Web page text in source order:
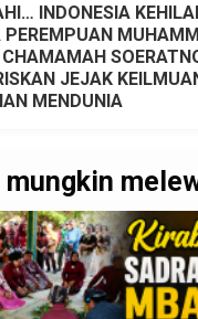
INDONESIA
PEREMPUAN
CHAMAMAH
JEJAK
MENDUNIA
mungkin